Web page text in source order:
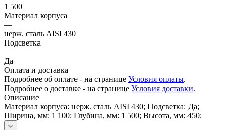
1 500
Материал корпуса
—
нерж. сталь AISI 430
Подсветка
—
Да
Оплата и доставка
Подробнее об оплате - на странице Условия оплаты.
Подробнее о доставке - на странице Условия доставки.
Описание
Материал корпуса: нерж. сталь AISI 430; Подсветка: Да;
Ширина, мм: 1 100; Глубина, мм: 1 500; Высота, мм: 450;